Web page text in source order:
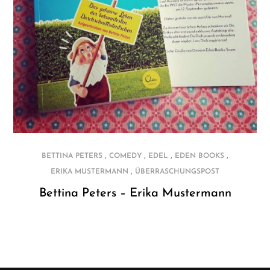
BETTINA PETERS , COMEDY , EDEL , EDEN BOOKS ,
ERIKA MUSTERMANN , ÜBERRASCHUNGSPOST
Bettina Peters – Erika Mustermann